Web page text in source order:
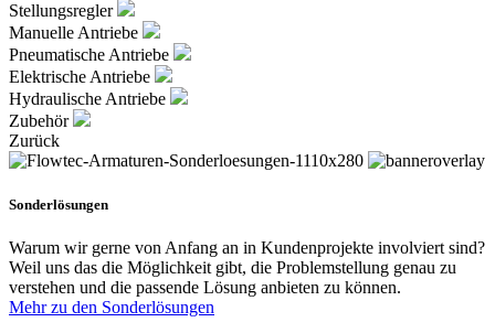
Stellungsregler
Manuelle Antriebe
Pneumatische Antriebe
Elektrische Antriebe
Hydraulische Antriebe
Zubehör
Zurück
Sonderlösungen
Warum wir gerne von Anfang an in Kundenprojekte involviert sind?
Weil uns das die Möglichkeit gibt, die Problemstellung genau zu
verstehen und die passende Lösung anbieten zu können.
Mehr zu den Sonderlösungen